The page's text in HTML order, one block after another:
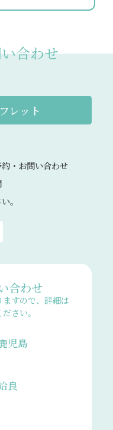
合わせ
レット
・お問い合わせ
。
合わせ
すので、詳細は
さい。
児島
良